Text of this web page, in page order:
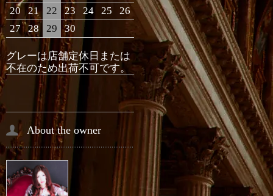
20
21 22 23 24 25
26
27
28 29 30
グレーは店舗定休日または
不在のため出荷不可です。
About the owner